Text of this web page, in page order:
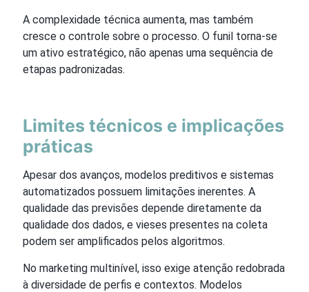
A complexidade técnica aumenta, mas também
cresce o controle sobre o processo. O funil torna-se
um ativo estratégico, não apenas uma sequência de
etapas padronizadas.
Limites técnicos e implicações
práticas
Apesar dos avanços, modelos preditivos e sistemas
automatizados possuem limitações inerentes. A
qualidade das previsões depende diretamente da
qualidade dos dados, e vieses presentes na coleta
podem ser amplificados pelos algoritmos.
No marketing multinível, isso exige atenção redobrada
à diversidade de perfis e contextos. Modelos